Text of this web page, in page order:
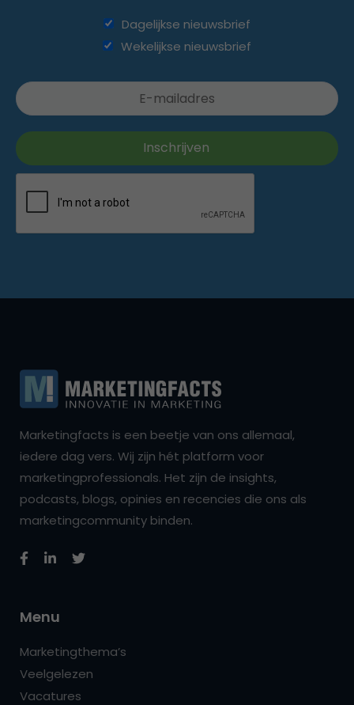
Dagelijkse nieuwsbrief
Wekelijkse nieuwsbrief
Marketingfacts is een beetje van ons allemaal,
iedere dag vers. Wij zijn hét platform voor
marketingprofessionals. Het zijn de insights,
podcasts, blogs, opinies en recencies die ons als
marketingcommunity binden.
Menu
Marketingthema’s
Veelgelezen
Vacatures